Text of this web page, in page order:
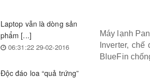
Laptop vẫn là dòng sản
phẩm [...]
06:31:22 29-02-2016
Độc đáo loa “quả trứng”
Máy lạnh
Inverter,
BlueFin